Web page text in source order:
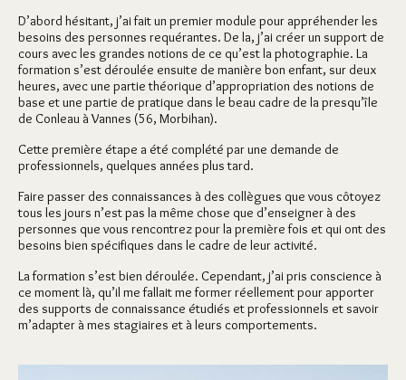
D’abord hésitant, j’ai fait un premier module pour appréhender les
besoins des personnes requérantes. De la, j’ai créer un support de
cours avec les grandes notions de ce qu’est la photographie. La
formation s’est déroulée ensuite de manière bon enfant, sur deux
heures, avec une partie théorique d’appropriation des notions de
base et une partie de pratique dans le beau cadre de la presqu’île
de Conleau à Vannes (56, Morbihan).
Cette première étape a été complété par une demande de
professionnels, quelques années plus tard.
Faire passer des connaissances à des collègues que vous côtoyez
tous les jours n’est pas la même chose que d’enseigner à des
personnes que vous rencontrez pour la première fois et qui ont des
besoins bien spécifiques dans le cadre de leur activité.
La formation s’est bien déroulée. Cependant, j’ai pris conscience à
ce moment là, qu’il me fallait me former réellement pour apporter
des supports de connaissance étudiés et professionnels et savoir
m’adapter à mes stagiaires et à leurs comportements.